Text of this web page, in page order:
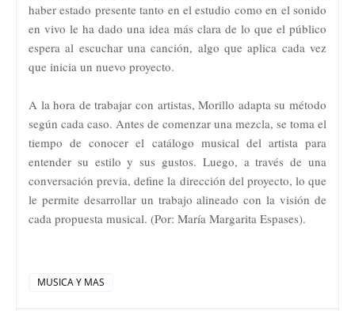
haber estado presente tanto en el estudio como en el sonido
en vivo le ha dado una idea más clara de lo que el público
espera al escuchar una canción, algo que aplica cada vez
que inicia un nuevo proyecto.
A la hora de trabajar con artistas, Morillo adapta su método
según cada caso. Antes de comenzar una mezcla, se toma el
tiempo de conocer el catálogo musical del artista para
entender su estilo y sus gustos. Luego, a través de una
conversación previa, define la dirección del proyecto, lo que
le permite desarrollar un trabajo alineado con la visión de
cada propuesta musical. (Por: María Margarita Espases).
MUSICA Y MAS